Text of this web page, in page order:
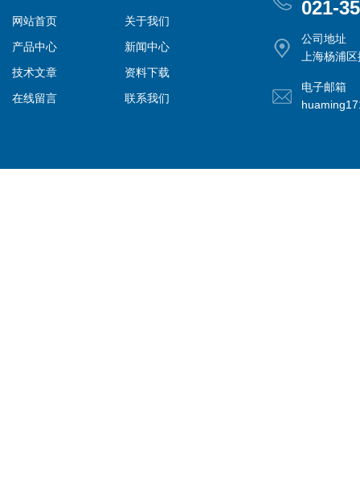
网站首页
关于我们
产品中心
新闻中心
技术文章
资料下载
在线留言
联系我们
021-
公司地址
上海杨浦
电子邮箱